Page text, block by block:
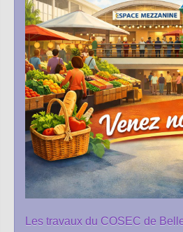
Les travaux du COSEC de